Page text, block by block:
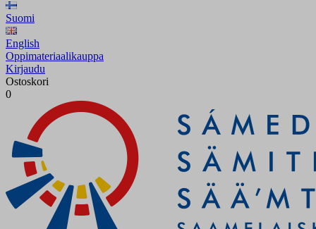
Suomi
English
Oppimateriaalikauppa
Kirjaudu
Ostoskori
0